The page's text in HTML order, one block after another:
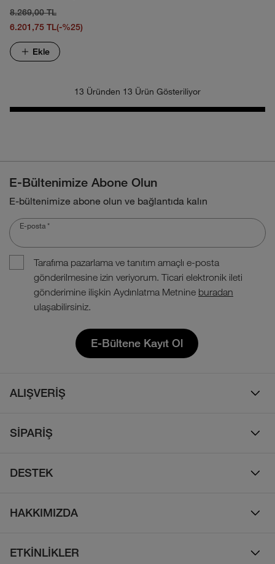
8.269,00 TL
6.201,75 TL(-%25)
Ekle
13 Üründen 13 Ürün Gösteriliyor
E-Bültenimize Abone Olun
E-bültenimize abone olun ve bağlantıda kalın
E-posta *
Tarafıma pazarlama ve tanıtım amaçlı e-posta
gönderilmesine izin veriyorum. Ticari elektronik ileti
gönderimine ilişkin Aydınlatma Metnine buradan
ulaşabilirsiniz.
E-Bültene Kayıt Ol
ALIŞVERİŞ
Çocuk
Ayakkabı
SİPARİŞ
İade Politikası
DESTEK
Sıkça Sorulan Sorular
HAKKIMIZDA
ETKİNLİKLER